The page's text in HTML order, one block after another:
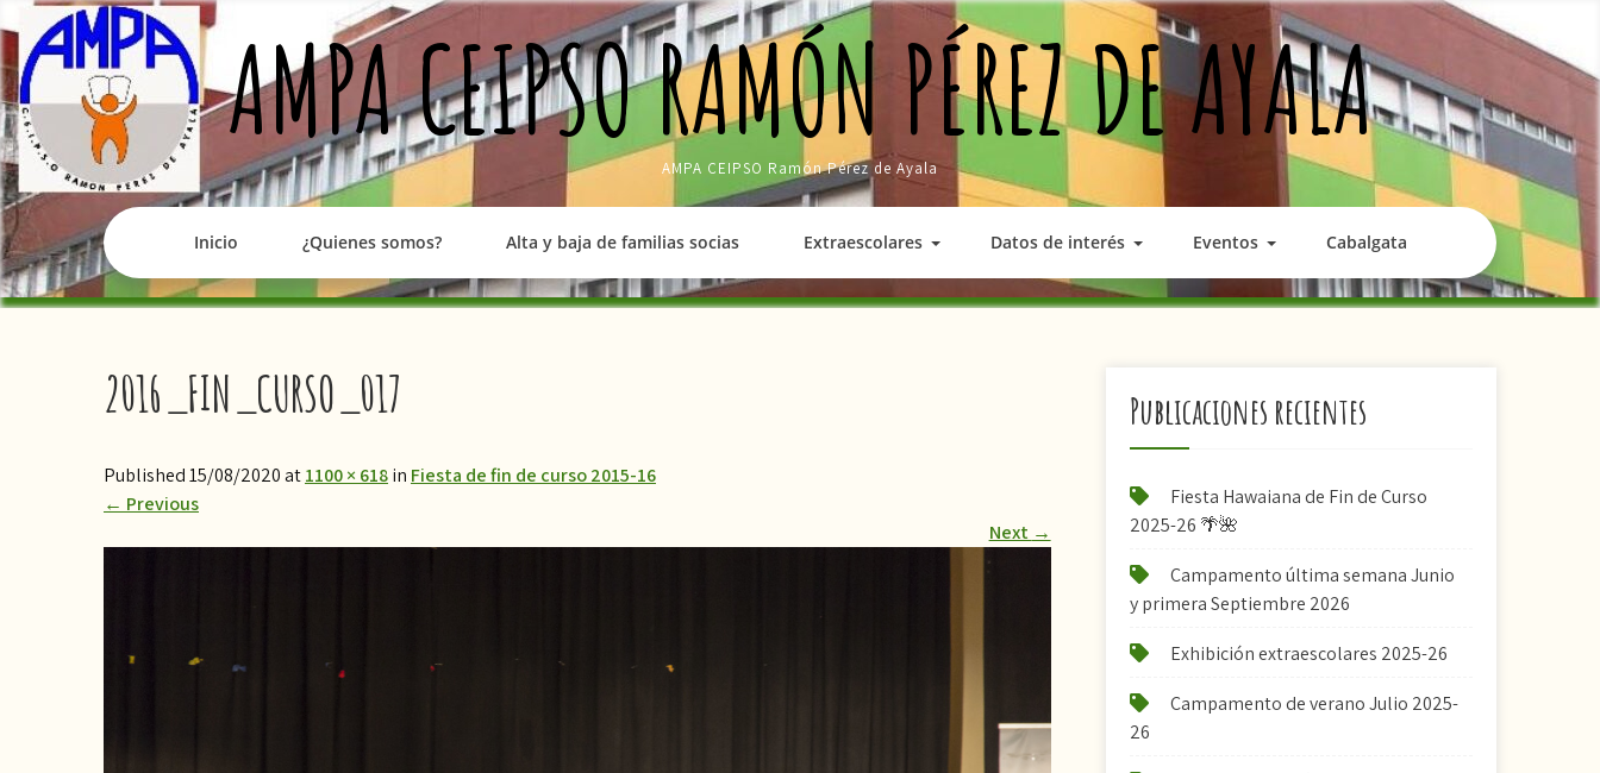
to
content
AMPA CEIPSO RAMÓN PÉREZ DE AYALA
AMPA CEIPSO Ramón Pérez de Ayala
Inicio ¿Quienes somos? Alta y baja de familias socias Extraescolares Datos de interés Eventos Cabalgata
2016_FIN_CURSO_017
Published 15/08/2020 at1100 × 618in ​Fiesta de fin de curso 2015-16
← Previous
Next →
Publicaciones recientes
Fiesta Hawaiana de Fin de Curso
2025-26 🌴🌺
Campamento última semana Junio
y primera Septiembre 2026
Exhibición extraescolares 2025-26
Campamento de verano Julio 2025-
26